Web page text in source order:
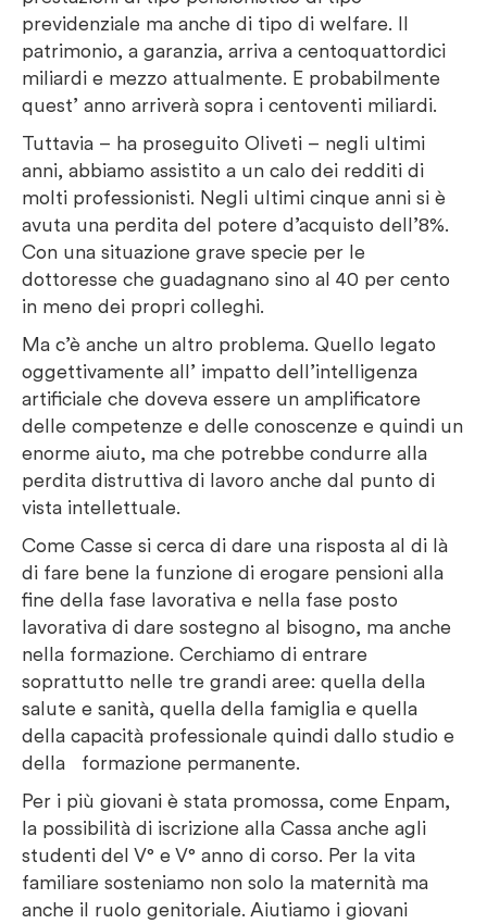
previdenziale ma anche di tipo di welfare. Il
patrimonio, a garanzia, arriva a centoquattordici
miliardi e mezzo attualmente. E probabilmente
quest’ anno arriverà sopra i centoventi miliardi.
Tuttavia – ha proseguito Oliveti – negli ultimi
anni, abbiamo assistito a un calo dei redditi di
molti professionisti. Negli ultimi cinque anni si è
avuta una perdita del potere d’acquisto dell’8%.
Con una situazione grave specie per le
dottoresse che guadagnano sino al 40 per cento
in meno dei propri colleghi.
Ma c’è anche un altro problema. Quello legato
oggettivamente all’ impatto dell’intelligenza
artificiale che doveva essere un amplificatore
delle competenze e delle conoscenze e quindi un
enorme aiuto, ma che potrebbe condurre alla
perdita distruttiva di lavoro anche dal punto di
vista intellettuale.
Come Casse si cerca di dare una risposta al di là
di fare bene la funzione di erogare pensioni alla
fine della fase lavorativa e nella fase posto
lavorativa di dare sostegno al bisogno, ma anche
nella formazione. Cerchiamo di entrare
soprattutto nelle tre grandi aree: quella della
salute e sanità, quella della famiglia e quella
della capacità professionale quindi dallo studio e
della formazione permanente.
Per i più giovani è stata promossa, come Enpam,
la possibilità di iscrizione alla Cassa anche agli
studenti del V° e V° anno di corso. Per la vita
familiare sosteniamo non solo la maternità ma
anche il ruolo genitoriale. Aiutiamo i giovani